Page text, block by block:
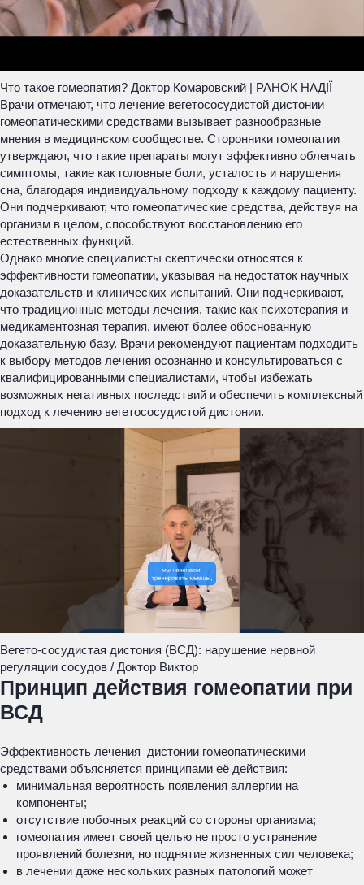
Что такое гомеопатия? Доктор Комаровский | РАНОК НАДІЇ
Врачи отмечают, что лечение вегетососудистой дистонии
гомеопатическими средствами вызывает разнообразные
мнения в медицинском сообществе. Сторонники гомеопатии
утверждают, что такие препараты могут эффективно облегчать
симптомы, такие как головные боли, усталость и нарушения
сна, благодаря индивидуальному подходу к каждому пациенту.
Они подчеркивают, что гомеопатические средства, действуя на
организм в целом, способствуют восстановлению его
естественных функций.
Однако многие специалисты скептически относятся к
эффективности гомеопатии, указывая на недостаток научных
доказательств и клинических испытаний. Они подчеркивают,
что традиционные методы лечения, такие как психотерапия и
медикаментозная терапия, имеют более обоснованную
доказательную базу. Врачи рекомендуют пациентам подходить
к выбору методов лечения осознанно и консультироваться с
квалифицированными специалистами, чтобы избежать
возможных негативных последствий и обеспечить комплексный
подход к лечению вегетососудистой дистонии.
Вегето-сосудистая дистония (ВСД): нарушение нервной
регуляции сосудов / Доктор Виктор
Принцип действия гомеопатии при
ВСД
Эффективность лечения дистонии гомеопатическими
средствами объясняется принципами её действия:
минимальная вероятность появления аллергии на
компоненты;
отсутствие побочных реакций со стороны организма;
гомеопатия имеет своей целью не просто устранение
проявлений болезни, но поднятие жизненных сил человека;
в лечении даже нескольких разных патологий может